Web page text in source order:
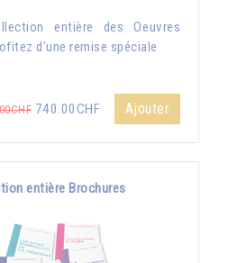
entière des Oeuvres
d'une remise spéciale
740.00CHF Ajouter
entière Brochures